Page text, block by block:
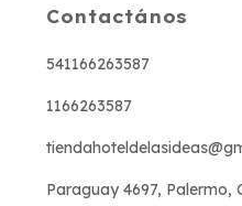
Contactános
541166263587
1166263587
Paraguay 4697, Palermo,